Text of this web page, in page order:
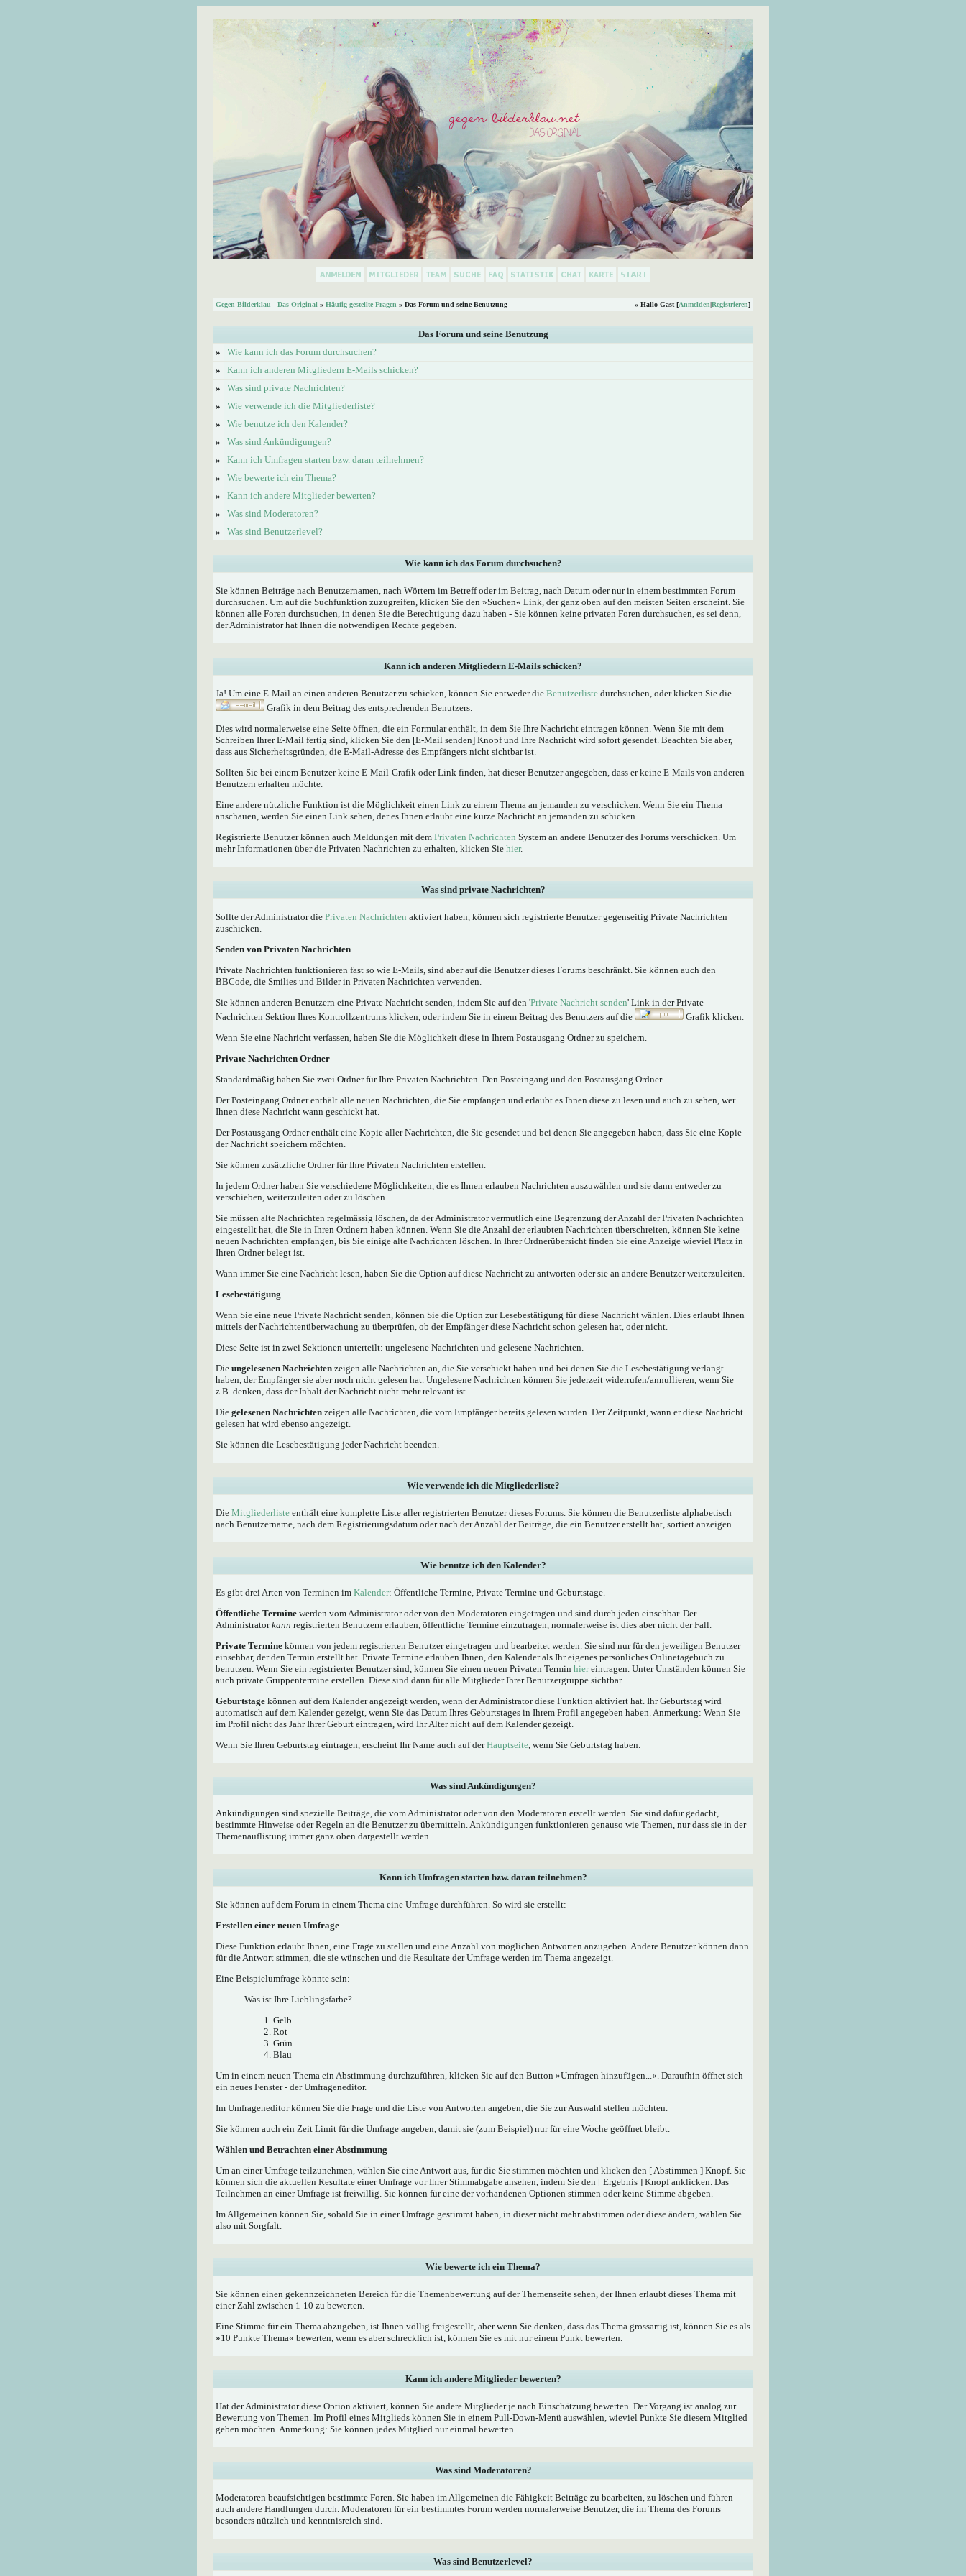
Gegen Bilderklau - Das Original » Häufig gestellte Fragen » Das Forum und seine Benutzung » Hallo Gast [Anmelden|Registrieren]
Das Forum und seine Benutzung
»
Wie kann ich das Forum durchsuchen?
»
Kann ich anderen Mitgliedern E-Mails schicken?
»
Was sind private Nachrichten?
»
Wie verwende ich die Mitgliederliste?
»
Wie benutze ich den Kalender?
»
Was sind Ankündigungen?
»
Kann ich Umfragen starten bzw. daran teilnehmen?
»
Wie bewerte ich ein Thema?
»
Kann ich andere Mitglieder bewerten?
»
Was sind Moderatoren?
»
Was sind Benutzerlevel?
Wie kann ich das Forum durchsuchen?
Sie können Beiträge nach Benutzernamen, nach Wörtern im Betreff oder im Beitrag, nach Datum oder nur in einem bestimmten Forum
durchsuchen. Um auf die Suchfunktion zuzugreifen, klicken Sie den »Suchen« Link, der ganz oben auf den meisten Seiten erscheint. Sie
können alle Foren durchsuchen, in denen Sie die Berechtigung dazu haben - Sie können keine privaten Foren durchsuchen, es sei denn,
der Administrator hat Ihnen die notwendigen Rechte gegeben.
Kann ich anderen Mitgliedern E-Mails schicken?
Ja! Um eine E-Mail an einen anderen Benutzer zu schicken, können Sie entweder die Benutzerliste durchsuchen, oder klicken Sie die
Grafik in dem Beitrag des entsprechenden Benutzers.
Dies wird normalerweise eine Seite öffnen, die ein Formular enthält, in dem Sie Ihre Nachricht eintragen können. Wenn Sie mit dem
Schreiben Ihrer E-Mail fertig sind, klicken Sie den [E-Mail senden] Knopf und Ihre Nachricht wird sofort gesendet. Beachten Sie aber,
dass aus Sicherheitsgründen, die E-Mail-Adresse des Empfängers nicht sichtbar ist.
Sollten Sie bei einem Benutzer keine E-Mail-Grafik oder Link finden, hat dieser Benutzer angegeben, dass er keine E-Mails von anderen
Benutzern erhalten möchte.
Eine andere nützliche Funktion ist die Möglichkeit einen Link zu einem Thema an jemanden zu verschicken. Wenn Sie ein Thema
anschauen, werden Sie einen Link sehen, der es Ihnen erlaubt eine kurze Nachricht an jemanden zu schicken.
Registrierte Benutzer können auch Meldungen mit dem Privaten Nachrichten System an andere Benutzer des Forums verschicken. Um
mehr Informationen über die Privaten Nachrichten zu erhalten, klicken Sie hier.
Was sind private Nachrichten?
Sollte der Administrator die Privaten Nachrichten aktiviert haben, können sich registrierte Benutzer gegenseitig Private Nachrichten
zuschicken.
Senden von Privaten Nachrichten
Private Nachrichten funktionieren fast so wie E-Mails, sind aber auf die Benutzer dieses Forums beschränkt. Sie können auch den
BBCode, die Smilies und Bilder in Privaten Nachrichten verwenden.
Sie können anderen Benutzern eine Private Nachricht senden, indem Sie auf den 'Private Nachricht senden' Link in der Private
Nachrichten Sektion Ihres Kontrollzentrums klicken, oder indem Sie in einem Beitrag des Benutzers auf die
Grafik klicken.
Wenn Sie eine Nachricht verfassen, haben Sie die Möglichkeit diese in Ihrem Postausgang Ordner zu speichern.
Private Nachrichten Ordner
Standardmäßig haben Sie zwei Ordner für Ihre Privaten Nachrichten. Den Posteingang und den Postausgang Ordner.
Der Posteingang Ordner enthält alle neuen Nachrichten, die Sie empfangen und erlaubt es Ihnen diese zu lesen und auch zu sehen, wer
Ihnen diese Nachricht wann geschickt hat.
Der Postausgang Ordner enthält eine Kopie aller Nachrichten, die Sie gesendet und bei denen Sie angegeben haben, dass Sie eine Kopie
der Nachricht speichern möchten.
Sie können zusätzliche Ordner für Ihre Privaten Nachrichten erstellen.
In jedem Ordner haben Sie verschiedene Möglichkeiten, die es Ihnen erlauben Nachrichten auszuwählen und sie dann entweder zu
verschieben, weiterzuleiten oder zu löschen.
Sie müssen alte Nachrichten regelmässig löschen, da der Administrator vermutlich eine Begrenzung der Anzahl der Privaten Nachrichten
eingestellt hat, die Sie in Ihren Ordnern haben können. Wenn Sie die Anzahl der erlaubten Nachrichten überschreiten, können Sie keine
neuen Nachrichten empfangen, bis Sie einige alte Nachrichten löschen. In Ihrer Ordnerübersicht finden Sie eine Anzeige wieviel Platz in
Ihren Ordner belegt ist.
Wann immer Sie eine Nachricht lesen, haben Sie die Option auf diese Nachricht zu antworten oder sie an andere Benutzer weiterzuleiten.
Lesebestätigung
Wenn Sie eine neue Private Nachricht senden, können Sie die Option zur Lesebestätigung für diese Nachricht wählen. Dies erlaubt Ihnen
mittels der Nachrichtenüberwachung zu überprüfen, ob der Empfänger diese Nachricht schon gelesen hat, oder nicht.
Diese Seite ist in zwei Sektionen unterteilt: ungelesene Nachrichten und gelesene Nachrichten.
Die ungelesenen Nachrichten zeigen alle Nachrichten an, die Sie verschickt haben und bei denen Sie die Lesebestätigung verlangt
haben, der Empfänger sie aber noch nicht gelesen hat. Ungelesene Nachrichten können Sie jederzeit widerrufen/annullieren, wenn Sie
z.B. denken, dass der Inhalt der Nachricht nicht mehr relevant ist.
Die gelesenen Nachrichten zeigen alle Nachrichten, die vom Empfänger bereits gelesen wurden. Der Zeitpunkt, wann er diese Nachricht
gelesen hat wird ebenso angezeigt.
Sie können die Lesebestätigung jeder Nachricht beenden.
Wie verwende ich die Mitgliederliste?
Die Mitgliederliste enthält eine komplette Liste aller registrierten Benutzer dieses Forums. Sie können die Benutzerliste alphabetisch
nach Benutzername, nach dem Registrierungsdatum oder nach der Anzahl der Beiträge, die ein Benutzer erstellt hat, sortiert anzeigen.
Wie benutze ich den Kalender?
Es gibt drei Arten von Terminen im Kalender: Öffentliche Termine, Private Termine und Geburtstage.
Öffentliche Termine werden vom Administrator oder von den Moderatoren eingetragen und sind durch jeden einsehbar. Der
Administratorkann registrierten Benutzern erlauben, öffentliche Termine einzutragen, normalerweise ist dies aber nicht der Fall.
Private Termine können von jedem registrierten Benutzer eingetragen und bearbeitet werden. Sie sind nur für den jeweiligen Benutzer
einsehbar, der den Termin erstellt hat. Private Termine erlauben Ihnen, den Kalender als Ihr eigenes persönliches Onlinetagebuch zu
benutzen. Wenn Sie ein registrierter Benutzer sind, können Sie einen neuen Privaten Termin hiereintragen. Unter Umständen können Sie
auch private Gruppentermine erstellen. Diese sind dann für alle Mitglieder Ihrer Benutzergruppe sichtbar.
Geburtstage können auf dem Kalender angezeigt werden, wenn der Administrator diese Funktion aktiviert hat. Ihr Geburtstag wird
automatisch auf dem Kalender gezeigt, wenn Sie das Datum Ihres Geburtstages in Ihrem Profil angegeben haben. Anmerkung: Wenn Sie
im Profil nicht das Jahr Ihrer Geburt eintragen, wird Ihr Alter nicht auf dem Kalender gezeigt.
Wenn Sie Ihren Geburtstag eintragen, erscheint Ihr Name auch auf derHauptseite, wenn Sie Geburtstag haben.
Was sind Ankündigungen?
Ankündigungen sind spezielle Beiträge, die vom Administrator oder von den Moderatoren erstellt werden. Sie sind dafür gedacht,
bestimmte Hinweise oder Regeln an die Benutzer zu übermitteln. Ankündigungen funktionieren genauso wie Themen, nur dass sie in der
Themenauflistung immer ganz oben dargestellt werden.
Kann ich Umfragen starten bzw. daran teilnehmen?
Sie können auf dem Forum in einem Thema eine Umfrage durchführen. So wird sie erstellt:
Erstellen einer neuen Umfrage
Diese Funktion erlaubt Ihnen, eine Frage zu stellen und eine Anzahl von möglichen Antworten anzugeben. Andere Benutzer können dann
für die Antwort stimmen, die sie wünschen und die Resultate der Umfrage werden im Thema angezeigt.
Eine Beispielumfrage könnte sein:
Was ist Ihre Lieblingsfarbe?
Gelb
Rot
Grün
Blau
Um in einem neuen Thema ein Abstimmung durchzuführen, klicken Sie auf den Button »Umfragen hinzufügen...«. Daraufhin öffnet sich
ein neues Fenster - der Umfrageneditor.
Im Umfrageneditor können Sie die Frage und die Liste von Antworten angeben, die Sie zur Auswahl stellen möchten.
Sie können auch ein Zeit Limit für die Umfrage angeben, damit sie (zum Beispiel) nur für eine Woche geöffnet bleibt.
Wählen und Betrachten einer Abstimmung
Um an einer Umfrage teilzunehmen, wählen Sie eine Antwort aus, für die Sie stimmen möchten und klicken den [ Abstimmen ] Knopf. Sie
können sich die aktuellen Resultate einer Umfrage vor Ihrer Stimmabgabe ansehen, indem Sie den [ Ergebnis ] Knopf anklicken. Das
Teilnehmen an einer Umfrage ist freiwillig. Sie können für eine der vorhandenen Optionen stimmen oder keine Stimme abgeben.
Im Allgemeinen können Sie, sobald Sie in einer Umfrage gestimmt haben, in dieser nicht mehr abstimmen oder diese ändern, wählen Sie
also mit Sorgfalt.
Wie bewerte ich ein Thema?
Sie können einen gekennzeichneten Bereich für die Themenbewertung auf der Themenseite sehen, der Ihnen erlaubt dieses Thema mit
einer Zahl zwischen 1-10 zu bewerten.
Eine Stimme für ein Thema abzugeben, ist Ihnen völlig freigestellt, aber wenn Sie denken, dass das Thema grossartig ist, können Sie es als
»10 Punkte Thema« bewerten, wenn es aber schrecklich ist, können Sie es mit nur einem Punkt bewerten.
Kann ich andere Mitglieder bewerten?
Hat der Administrator diese Option aktiviert, können Sie andere Mitglieder je nach Einschätzung bewerten. Der Vorgang ist analog zur
Bewertung von Themen. Im Profil eines Mitglieds können Sie in einem Pull-Down-Menü auswählen, wieviel Punkte Sie diesem Mitglied
geben möchten. Anmerkung: Sie können jedes Mitglied nur einmal bewerten.
Was sind Moderatoren?
Moderatoren beaufsichtigen bestimmte Foren. Sie haben im Allgemeinen die Fähigkeit Beiträge zu bearbeiten, zu löschen und führen
auch andere Handlungen durch. Moderatoren für ein bestimmtes Forum werden normalerweise Benutzer, die im Thema des Forums
besonders nützlich und kenntnisreich sind.
Was sind Benutzerlevel?